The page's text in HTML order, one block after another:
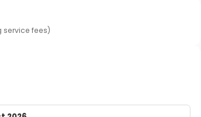
service fees)